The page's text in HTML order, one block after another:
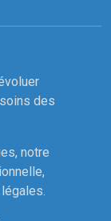
des
notre